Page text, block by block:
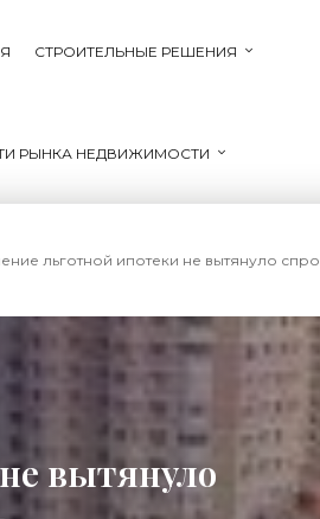
СТРОИТЕЛЬНЫЕ РЕШЕНИЯ
РЫНКА НЕДВИЖИМОСТИ
льготной ипотеки не вытянуло спрос.
вытянуло